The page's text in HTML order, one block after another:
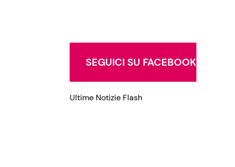
SEGUICI SU FACEBOOK
Ultime Notizie Flash